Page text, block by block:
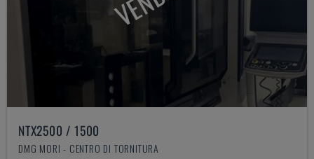
NTX2500 / 1500
DMG MORI - CENTRO DI TORNITURA